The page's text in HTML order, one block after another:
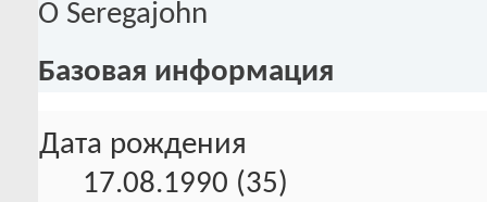
О Seregajohn
Базовая информация
Дата рождения
17.08.1990 (35)